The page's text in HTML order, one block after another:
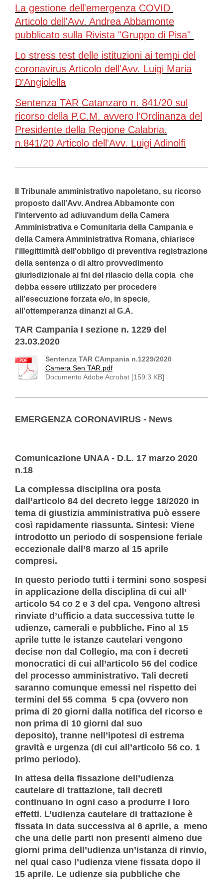
La gestione dell'emergenza COVID
Articolo dell'Avv. Andrea Abbamonte
pubblicato sulla Rivista "Gruppo di Pisa"
Lo stress test delle istituzioni ai tempi del
coronavirus Articolo dell'Avv. Luigi Maria
D'Angiolella
Sentenza TAR Catanzaro n. 841/20 sul
ricorso della P.C.M. avvero l'Ordinanza del
Presidente della Regione Calabria.
n.841/20 Articolo dell'Avv. Luigi Adinolfi
Il Tribunale amministrativo napoletano, su ricorso
proposto dall'Avv. Andrea Abbamonte con
l'intervento ad adiuvandum della Camera
Amministrativa e Comunitaria della Campania e
della Camera Amministrativa Romana, chiarisce
l'illegittimità dell'obbligo di preventiva registrazione
della sentenza o di altro provvedimento
giurisdizionale ai fni del rilascio della copia che
debba essere utilizzato per procedere
all'esecuzione forzata e/o, in specie,
all'ottemperanza dinanzi al G.A.
TAR Campania I sezione n. 1229 del
23.03.2020
Sentenza TAR CAmpania n.1229/2020
Camera Sen TAR.pdf
Documento Adobe Acrobat [159.3 KB]
EMERGENZA CORONAVIRUS - News
Comunicazione UNAA - D.L. 17 marzo 2020
n.18
La complessa disciplina ora posta
dall’articolo 84 del decreto legge 18/2020 in
tema di giustizia amministrativa può essere
così rapidamente riassunta. Sintesi: Viene
introdotto un periodo di sospensione feriale
eccezionale dall’8 marzo al 15 aprile
compresi.
In questo periodo tutti i termini sono sospesi
in applicazione della disciplina di cui all’
articolo 54 co 2 e 3 del cpa. Vengono altresì
rinviate d’ufficio a data successiva tutte le
udienze, camerali e pubbliche. Fino al 15
aprile tutte le istanze cautelari vengono
decise non dal Collegio, ma con i decreti
monocratici di cui all’articolo 56 del codice
del processo amministrativo. Tali decreti
saranno comunque emessi nel rispetto dei
termini del 55 comma 5 cpa (ovvero non
prima di 20 giorni dalla notifica del ricorso e
non prima di 10 giorni dal suo
deposito), tranne nell’ipotesi di estrema
gravità e urgenza (di cui all’articolo 56 co. 1
primo periodo).
In attesa della fissazione dell’udienza
cautelare di trattazione, tali decreti
continuano in ogni caso a produrre i loro
effetti. L’udienza cautelare di trattazione è
fissata in data successiva al 6 aprile, a meno
che una delle parti non presenti almeno due
giorni prima dell’udienza un’istanza di rinvio,
nel qual caso l’udienza viene fissata dopo il
15 aprile. Le udienze sia pubbliche che